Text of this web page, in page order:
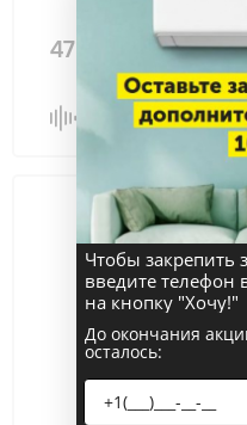
47 200 ₽
Сравнить
Чтобы закрепить
введите
на кнопку "Хочу!"
До окончания
осталось: